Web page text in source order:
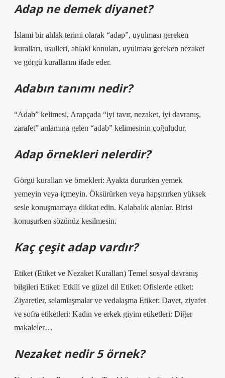
Adap ne demek diyanet?
İslami bir ahlak terimi olarak “adap”, uyulması gereken
kuralları, usulleri, ahlaki konuları, uyulması gereken nezaket
ve görgü kurallarını ifade eder.
Adabın tanımı nedir?
“Adab” kelimesi, Arapçada “iyi tavır, nezaket, iyi davranış,
zarafet” anlamına gelen “adab” kelimesinin çoğuludur.
Adap örnekleri nelerdir?
Görgü kuralları ve örnekleri: Ayakta dururken yemek
yemeyin veya içmeyin. Öksürürken veya hapşırırken yüksek
sesle konuşmamaya dikkat edin. Kalabalık alanlar. Birisi
konuşurken sözünüz kesilmesin.
Kaç çeşit adap vardır?
Etiket (Etiket ve Nezaket Kuralları) Temel sosyal davranış
bilgileri Etiket: Etkili ve güzel dil Etiket: Ofislerde etiket:
Ziyaretler, selamlaşmalar ve vedalaşma Etiket: Davet, ziyafet
ve sofra etiketleri: Kadın ve erkek giyim etiketleri: Diğer
makaleler…
Nezaket nedir 5 örnek?